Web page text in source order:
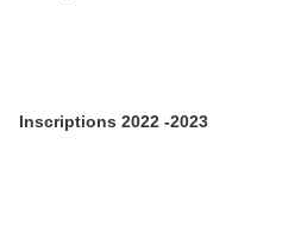
Inscriptions 2022 -2023